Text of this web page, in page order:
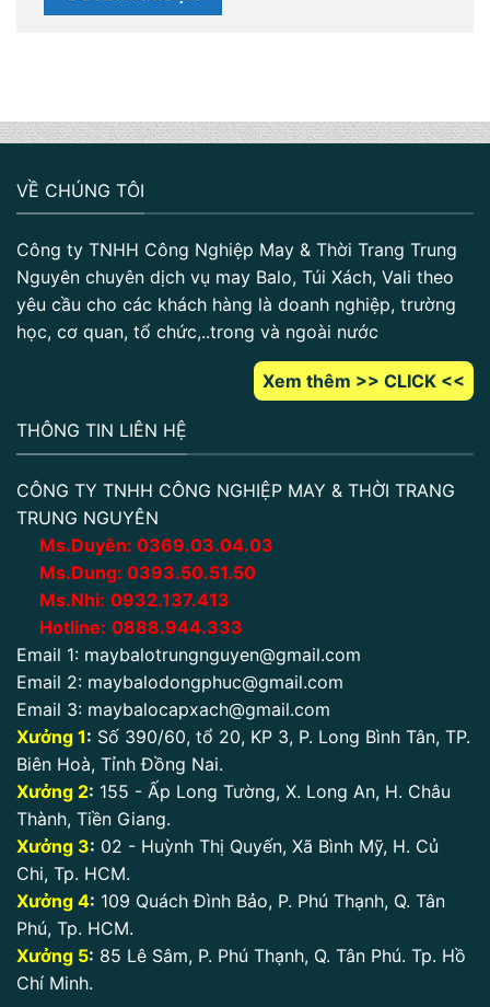
VỀ CHÚNG TÔI
Công ty TNHH Công Nghiệp May & Thời Trang Trung
Nguyên chuyên dịch vụ may Balo, Túi Xách, Vali theo
yêu cầu cho các khách hàng là doanh nghiệp, trường
học, cơ quan, tổ chức,..trong và ngoài nước
Xem thêm >> CLICK <<
THÔNG TIN LIÊN HỆ
CÔNG TY TNHH CÔNG NGHIỆP MAY & THỜI TRANG
TRUNG NGUYÊN
Ms.Duyên: 0369.03.04.03
Ms.Dung: 0393.50.51.50
Ms.Nhi: 0932.137.413
Hotline: 0888.944.333
Email 1: maybalotrungnguyen@gmail.com
Email 2: maybalodongphuc@gmail.com
Email 3: maybalocapxach@gmail.com
Xưởng 1: Số 390/60, tổ 20, KP 3, P. Long Bình Tân, TP.
Biên Hoà, Tỉnh Đồng Nai.
Xưởng 2: 155 - Ấp Long Tường, X. Long An, H. Châu
Thành, Tiền Giang.
Xưởng 3: 02 - Huỳnh Thị Quyến, Xã Bình Mỹ, H. Củ
Chi, Tp. HCM.
Xưởng 4: 109 Quách Đình Bảo, P. Phú Thạnh, Q. Tân
Phú, Tp. HCM.
Xưởng 5: 85 Lê Sâm, P. Phú Thạnh, Q. Tân Phú. Tp. Hồ
Chí Minh.